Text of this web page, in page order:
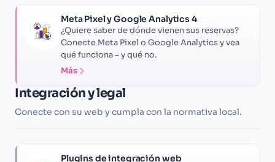
Meta Pixel y Google Analytics 4
¿Quiere saber de dónde vienen sus reservas?
Conecte Meta Pixel o Google Analytics y vea
qué funciona – y qué no.
Más
Integración y legal
Conecte con su web y cumpla con la normativa local.
Plugins de integración web